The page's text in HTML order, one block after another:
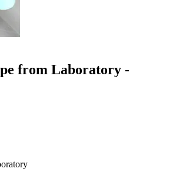
from Laboratory -